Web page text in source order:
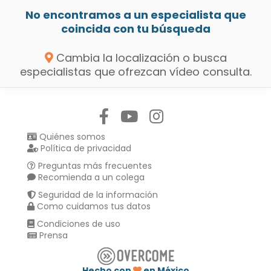
No encontramos a un especialista que
coincida con tu búsqueda
Cambia la localización o busca
especialistas que ofrezcan vídeo consulta.
Quiénes somos
Política de privacidad
Preguntas más frecuentes
Recomienda a un colega
Seguridad de la información
Como cuidamos tus datos
Condiciones de uso
Prensa